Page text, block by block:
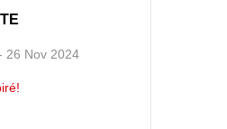
26 Nov 2024